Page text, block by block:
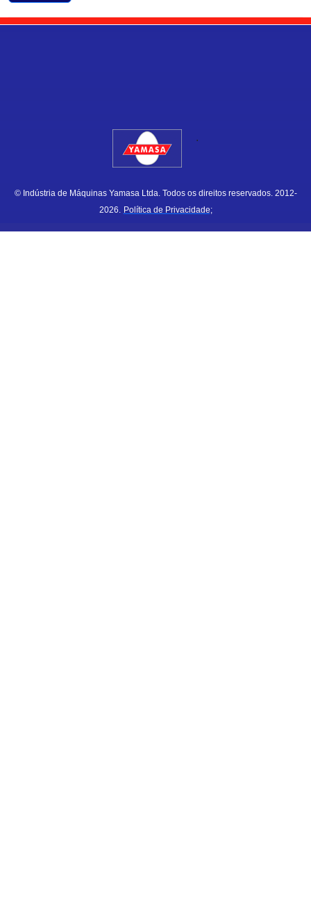
.
© Indústria de Máquinas Yamasa Ltda. Todos os direitos reservados. 2012-
2026. Política de Privacidade;